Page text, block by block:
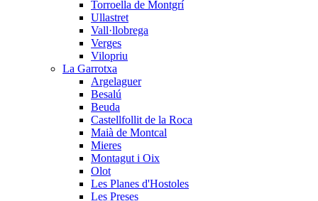
Torroella de Montgrí
Ullastret
Vall·llobrega
Verges
Vilopriu
La Garrotxa
Argelaguer
Besalú
Beuda
Castellfollit de la Roca
Maià de Montcal
Mieres
Montagut i Oix
Olot
Les Planes d'Hostoles
Les Preses